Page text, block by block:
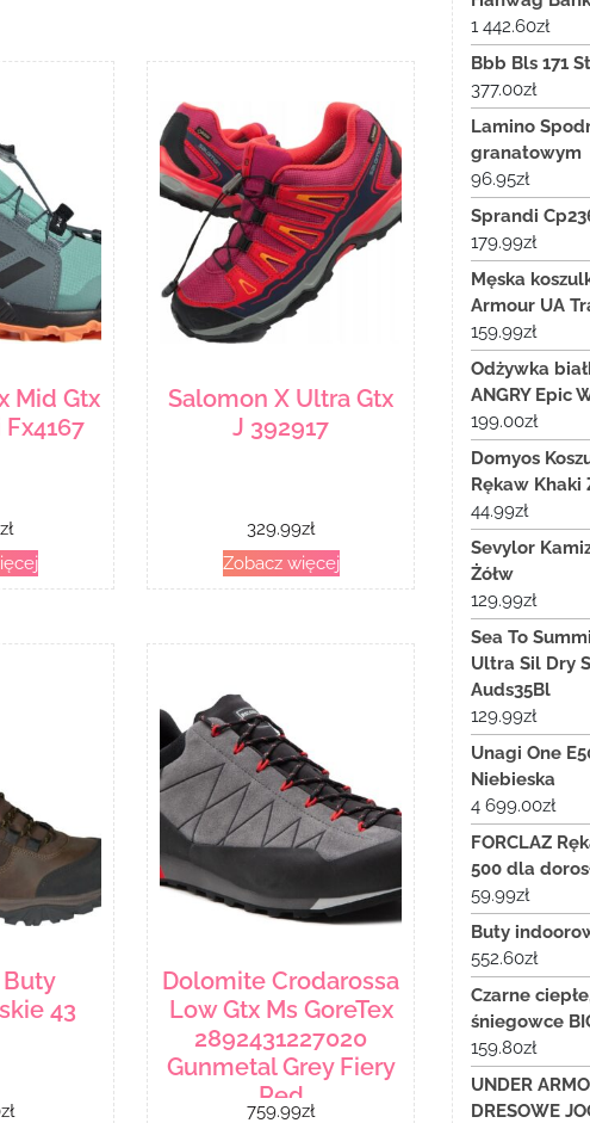
Mid Gtx
zł
Salomon X Ultra Gtx
J 392917
329.99zł
Zobacz więcej
43
zł
Dolomite Crodarossa
Low Gtx Ms GoreTex
2892431227020
Gunmetal Grey Fiery
Red
759.99zł
1 442.60zł
Bbb Bls 171
377.00zł
Lamino
granatowym
96.95zł
Sprandi
179.99zł
Męska
Armour UA
159.99zł
Odżywka
ANGRY Epic
199.00zł
Domyos
Rękaw Khaki
44.99zł
Sevylor
Żółw
129.99zł
Sea To
Ultra Sil Dry
Auds35Bl
129.99zł
Unagi One
Niebieska
4 699.00zł
FORCLAZ
500 dla
59.99zł
Buty
552.60zł
Czarne
śniegowce
159.80zł
UNDER
DRESOWE